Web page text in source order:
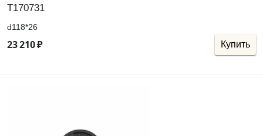
Т170731
d118*26
23210₽ Купить